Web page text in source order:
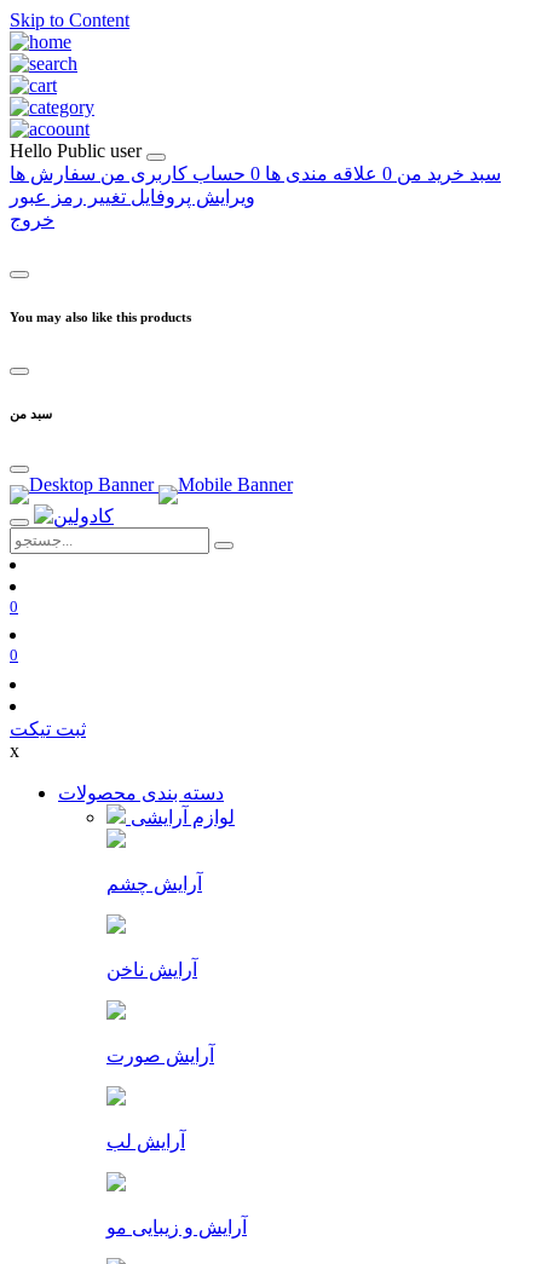
Skip to Content
Hello Public user
سبد خرید من 0 علاقه مندی ها 0 حساب کاربری من سفارش ها
ویرایش پروفایل تغییر رمز عبور
خروج
You may also like this products
سبد من
0
0
ثبت تیکت
x
دسته بندی محصولات
لوازم آرایشی
آرایش چشم
آرایش ناخن
آرایش صورت
آرایش لب
آرایش و زیبایی مو